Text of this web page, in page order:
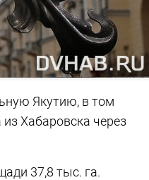
Якутию, в том
Хабаровска через
37,8 тыс. га.